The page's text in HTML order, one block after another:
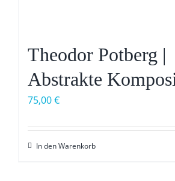
Theodor Potberg |
Abstrakte
75,00€
In den Warenkorb